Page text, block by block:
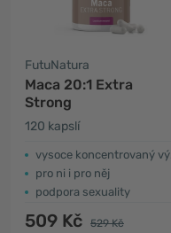
FutuNatura
Maca 20:1 Extra
Strong
120 kapslí
vysoce koncentrovaný výtažek
pro ni i pro něj
podpora sexuality
509 Kč 529 Kč